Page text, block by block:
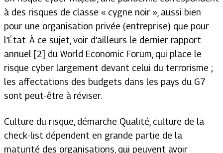
à des risques de classe « cygne noir », aussi bien
pour une organisation privée (entreprise) que pour
l’État. À ce sujet, voir d’ailleurs le dernier rapport
annuel [2] du World Economic Forum, qui place le
risque cyber largement devant celui du terrorisme ;
les affectations des budgets dans les pays du G7
sont peut-être à réviser.
Culture du risque, démarche Qualité, culture de la
check-list dépendent en grande partie de la
maturité des organisations, qui peuvent avoir